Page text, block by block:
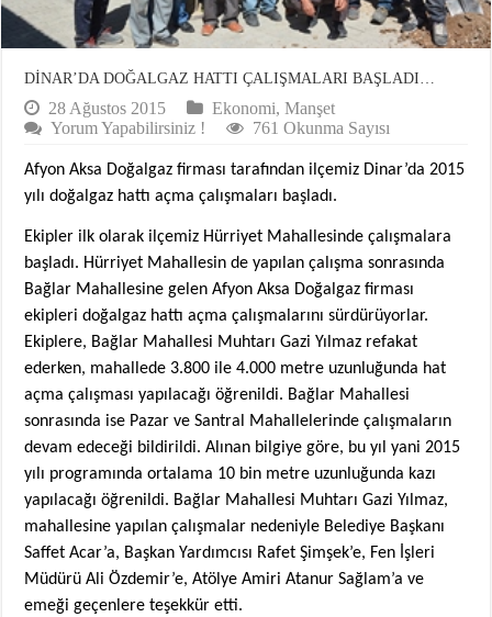
DİNAR’DA DOĞALGAZ HATTI ÇALIŞMALARI BAŞLADI…
28 Ağustos 2015 Ekonomi,Manşet
Yorum Yapabilirsiniz !
761 Okunma Sayısı
Afyon Aksa Doğalgaz firması tarafından ilçemiz Dinar’da 2015
yılı doğalgaz hattı açma çalışmaları başladı.
Ekipler ilk olarak ilçemiz Hürriyet Mahallesinde çalışmalara
başladı. Hürriyet Mahallesin de yapılan çalışma sonrasında
Bağlar Mahallesine gelen Afyon Aksa Doğalgaz firması
ekipleri doğalgaz hattı açma çalışmalarını sürdürüyorlar.
Ekiplere, Bağlar Mahallesi Muhtarı Gazi Yılmaz refakat
ederken, mahallede 3.800 ile 4.000 metre uzunluğunda hat
açma çalışması yapılacağı öğrenildi. Bağlar Mahallesi
sonrasında ise Pazar ve Santral Mahallelerinde çalışmaların
devam edeceği bildirildi. Alınan bilgiye göre, bu yıl yani 2015
yılı programında ortalama 10 bin metre uzunluğunda kazı
yapılacağı öğrenildi. Bağlar Mahallesi Muhtarı Gazi Yılmaz,
mahallesine yapılan çalışmalar nedeniyle Belediye Başkanı
Saffet Acar’a, Başkan Yardımcısı Rafet Şimşek’e, Fen İşleri
Müdürü Ali Özdemir’e, Atölye Amiri Atanur Sağlam’a ve
emeği geçenlere teşekkür etti.